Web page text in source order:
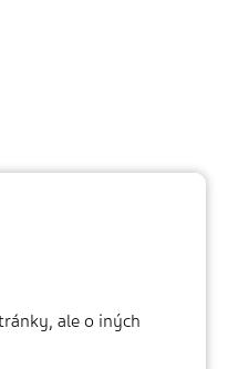
ale o iných